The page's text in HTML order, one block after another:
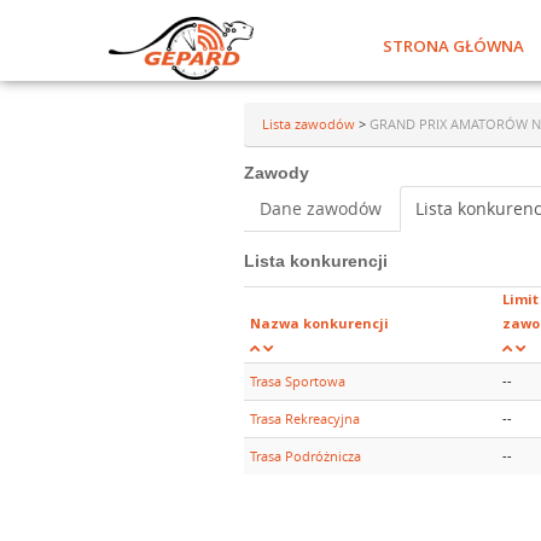
STRONA GŁÓWNA
Lista zawodów > GRAND PRIX AMATORÓW
Zawody
Dane zawodów Lista
Lista konkurencji
Nazwa konkurencji
Limit
Trasa Sportowa --
Trasa Rekreacyjna --
Trasa Podróżnicza --